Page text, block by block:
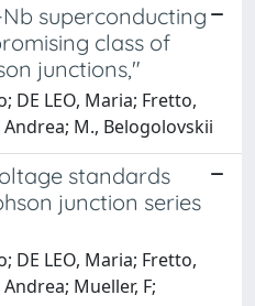
superconducting
class of
junctions,"
DE LEO, Maria; Fretto,
Andrea; M., Belogolovskii
standards
junction series
DE LEO, Maria; Fretto,
Andrea; Mueller, F;